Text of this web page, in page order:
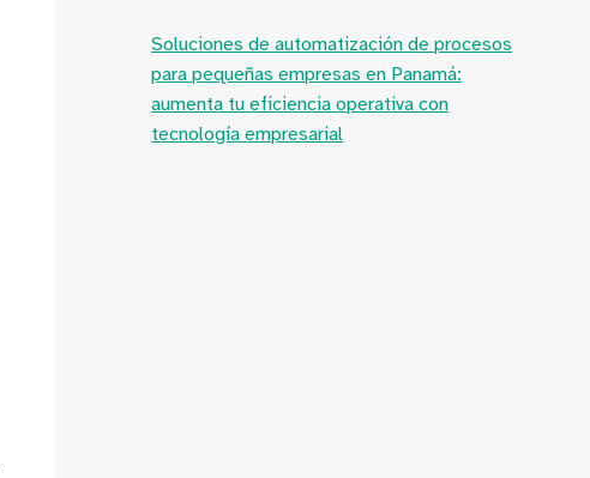
Soluciones de automatización de procesos
para pequeñas empresas en Panamá:
aumenta tu eficiencia operativa con
tecnología empresarial